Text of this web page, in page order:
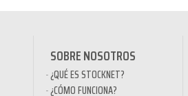
SOBRE NOSOTROS
¿QUÉ ES STOCKNET?
¿CÓMO FUNCIONA?